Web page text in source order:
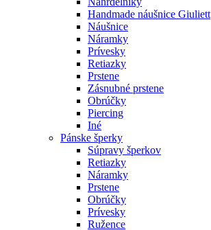
Handmade náušnice Giuliett
Náušnice
Náramky
Prívesky
Retiazky
Prstene
Zásnubné prstene
Obrúčky
Piercing
Iné
Pánske šperky
Súpravy šperkov
Retiazky
Náramky
Prstene
Obrúčky
Prívesky
Ružence